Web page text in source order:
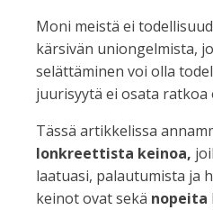
Moni meistä ei
kärsivän uniongelmista,
selättäminen voi olla
juurisyytä ei osata ratkoa
Tässä artikkelissa
lonkreettista keinoa,
laatuasi, palautumista ja
keinot ovat sekä nopeita